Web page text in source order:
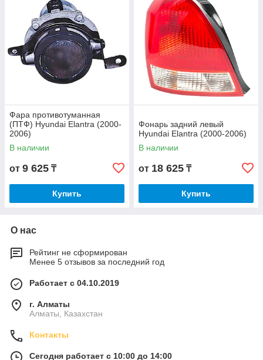
Фара противотуманная
(ПТФ) Hyundai Elantra (2000-
2006)
В наличии
от 9 625 ₸
Купить
Фонарь задний левый
Hyundai Elantra (2000-2006)
В наличии
от 18 625 ₸
Купить
О нас
Рейтинг не сформирован
Менее 5 отзывов за последний год
Работает с 04.10.2019
г. Алматы
Алматы, Казахстан
Контакты
Сегодня работает с 10:00 до 14:00